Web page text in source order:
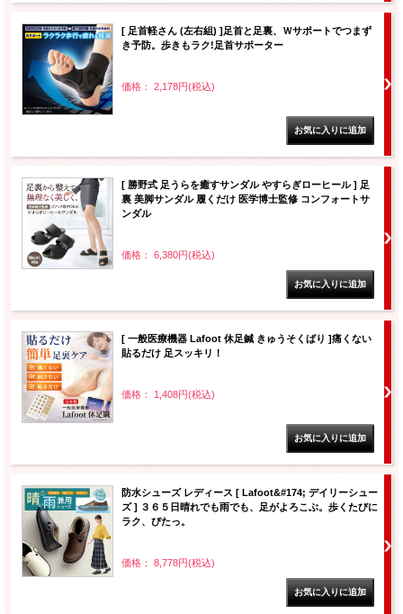
[ 足首軽さん (左右組) ]足首と足裏、Ｗサポートでつまず
き予防。歩きもラク!足首サポーター
価格： 2,178円(税込)
[ 勝野式 足うらを癒すサンダル やすらぎローヒール ] 足
裏 美脚サンダル 履くだけ 医学博士監修 コンフォートサ
ンダル
価格： 6,380円(税込)
[ 一般医療機器 Lafoot 休足鍼 きゅうそくばり ]痛くない
貼るだけ 足スッキリ！
価格： 1,408円(税込)
防水シューズ レディース [ Lafoot&#174; デイリーシュー
ズ ] ３６５日晴れでも雨でも、足がよろこぶ。歩くたびに
ラク、ぴたっ。
価格： 8,778円(税込)